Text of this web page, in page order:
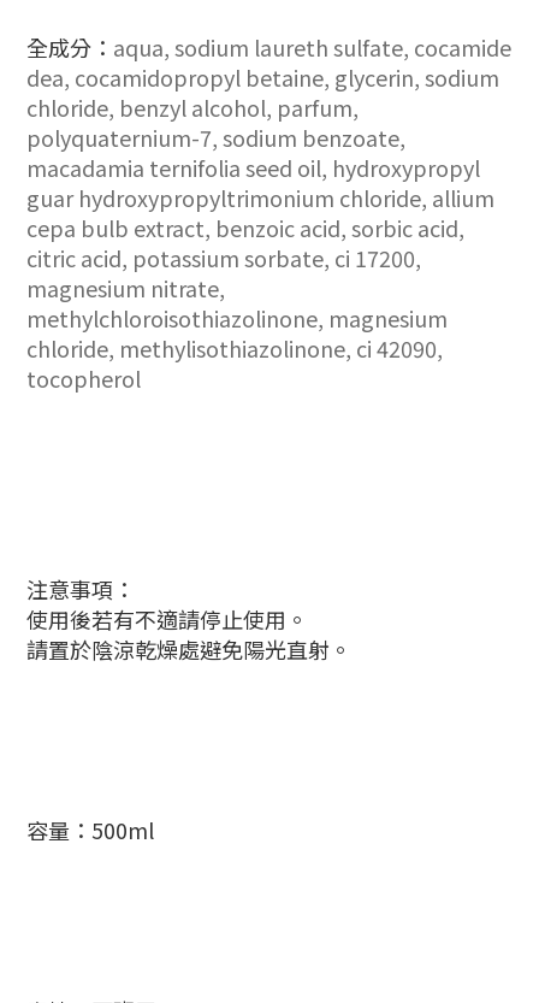
全成分： aqua, sodium laureth sulfate, cocamide
dea, cocamidopropyl betaine, glycerin, sodium
chloride, benzyl alcohol, parfum,
polyquaternium-7, sodium benzoate,
macadamia ternifolia seed oil, hydroxypropyl
guar hydroxypropyltrimonium chloride, allium
cepa bulb extract, benzoic acid, sorbic acid,
citric acid, potassium sorbate, ci 17200,
magnesium nitrate,
methylchloroisothiazolinone, magnesium
chloride, methylisothiazolinone, ci 42090,
tocopherol
注意事項：
使用後若有不適請停止使用。
請置於陰涼乾燥處避免陽光直射。
容量：500ml